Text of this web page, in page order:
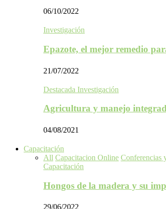
06/10/2022
Investigación
Epazote, el mejor remedio
21/07/2022
Destacada Investigación
Agricultura y manejo
04/08/2021
Capacitación
All Capacitacion Online Conferencias
Capacitación
Hongos de la madera y su
29/06/2022